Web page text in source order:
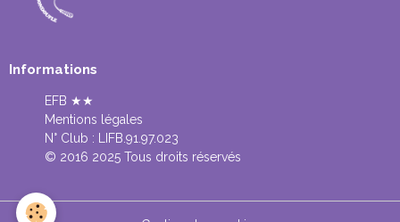
Informations
EFB ★★
Mentions légales
N° Club : LIFB.91.97.023
© 2016 2025 Tous droits réservés